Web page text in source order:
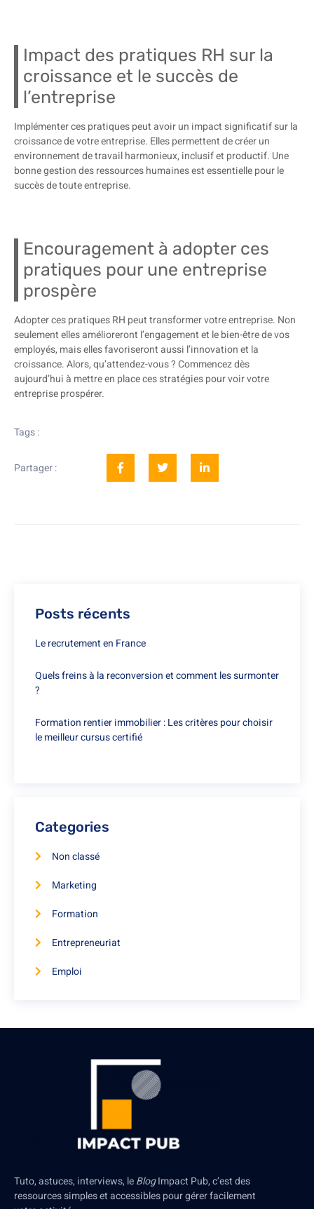
Impact des pratiques RH sur la
croissance et le succès de
l’entreprise
Implémenter ces pratiques peut avoir un impact significatif sur la
croissance de votre entreprise. Elles permettent de créer un
environnement de travail harmonieux, inclusif et productif. Une
bonne gestion des ressources humaines est essentielle pour le
succès de toute entreprise.
Encouragement à adopter ces
pratiques pour une entreprise
prospère
Adopter ces pratiques RH peut transformer votre entreprise. Non
seulement elles amélioreront l’engagement et le bien-être de vos
employés, mais elles favoriseront aussi l’innovation et la
croissance. Alors, qu’attendez-vous ? Commencez dès
aujourd’hui à mettre en place ces stratégies pour voir votre
entreprise prospérer.
Tags :
Partager :
Posts récents
Le recrutement en France
Quels freins à la reconversion et comment les surmonter
?
Formation rentier immobilier : Les critères pour choisir
le meilleur cursus certifié
Categories
Non classé
Marketing
Formation
Entrepreneuriat
Emploi
Tuto, astuces, interviews, leBlogImpact Pub, c’est des
ressources simples et accessibles pour gérer facilement